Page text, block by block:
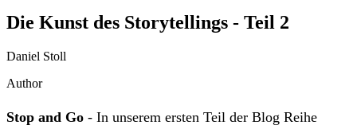
Die Kunst des Storytellings - Teil 2
Daniel Stoll
Author
Stop and Go - In unserem ersten Teil der Blog Reihe